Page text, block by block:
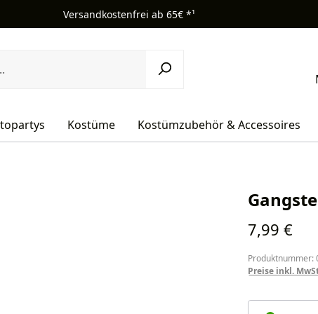
Versandkostenfrei ab 65€ *¹
Kostüme Kostümzubehör & Accessoires
Regulärer
7,99 €
Produktnummer:
Preise inkl.